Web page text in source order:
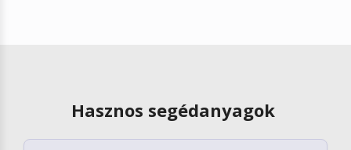
Hasznos segédanyagok